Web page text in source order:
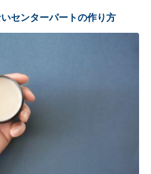
センターパートの作り方